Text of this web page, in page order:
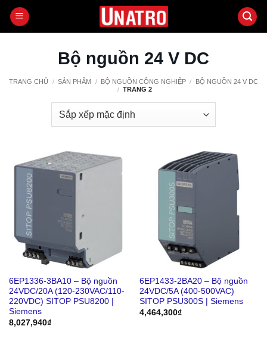
qua
Bộ nguồn 24 V DC
TRANG CHỦ / SẢN PHẨM / BỘ NGUỒN CÔNG NGHIỆP /
BỘ NGUỒN 24 V DC
/ TRANG 2
6EP1336-3BA10 – Bộ nguồn
24VDC/20A (120-230VAC/110-
220VDC) SITOP PSU8200 |
Siemens
8,027,940₫
6EP1433-2BA20 – Bộ nguồn
24VDC/5A (400-500VAC)
SITOP PSU300S | Siemens
4,464,300₫